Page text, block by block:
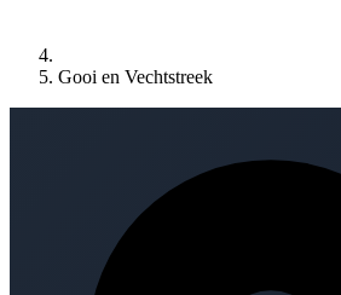
Gooi en Vechtstreek